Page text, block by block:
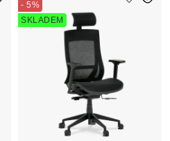
- 5%
SKLADEM